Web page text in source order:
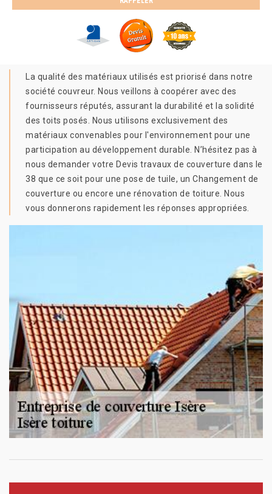
La qualité des matériaux utilisés est priorisé dans notre
société couvreur. Nous veillons à coopérer avec des
fournisseurs réputés, assurant la durabilité et la solidité
des toits posés. Nous utilisons exclusivement des
matériaux convenables pour l'environnement pour une
participation au développement durable. N’hésitez pas à
nous demander votre Devis travaux de couverture dans le
38 que ce soit pour une pose de tuile, un Changement de
couverture ou encore une rénovation de toiture. Nous
vous donnerons rapidement les réponses appropriées.